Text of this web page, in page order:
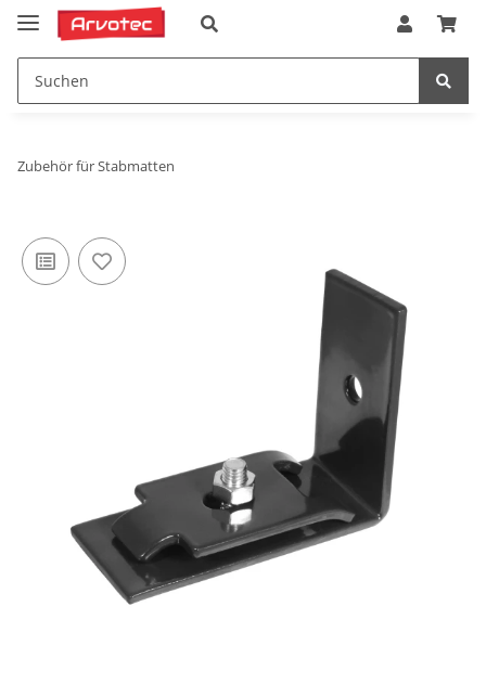
Zubehör für Stabmatten